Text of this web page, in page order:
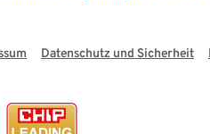
Datenschutz und Sicherheit